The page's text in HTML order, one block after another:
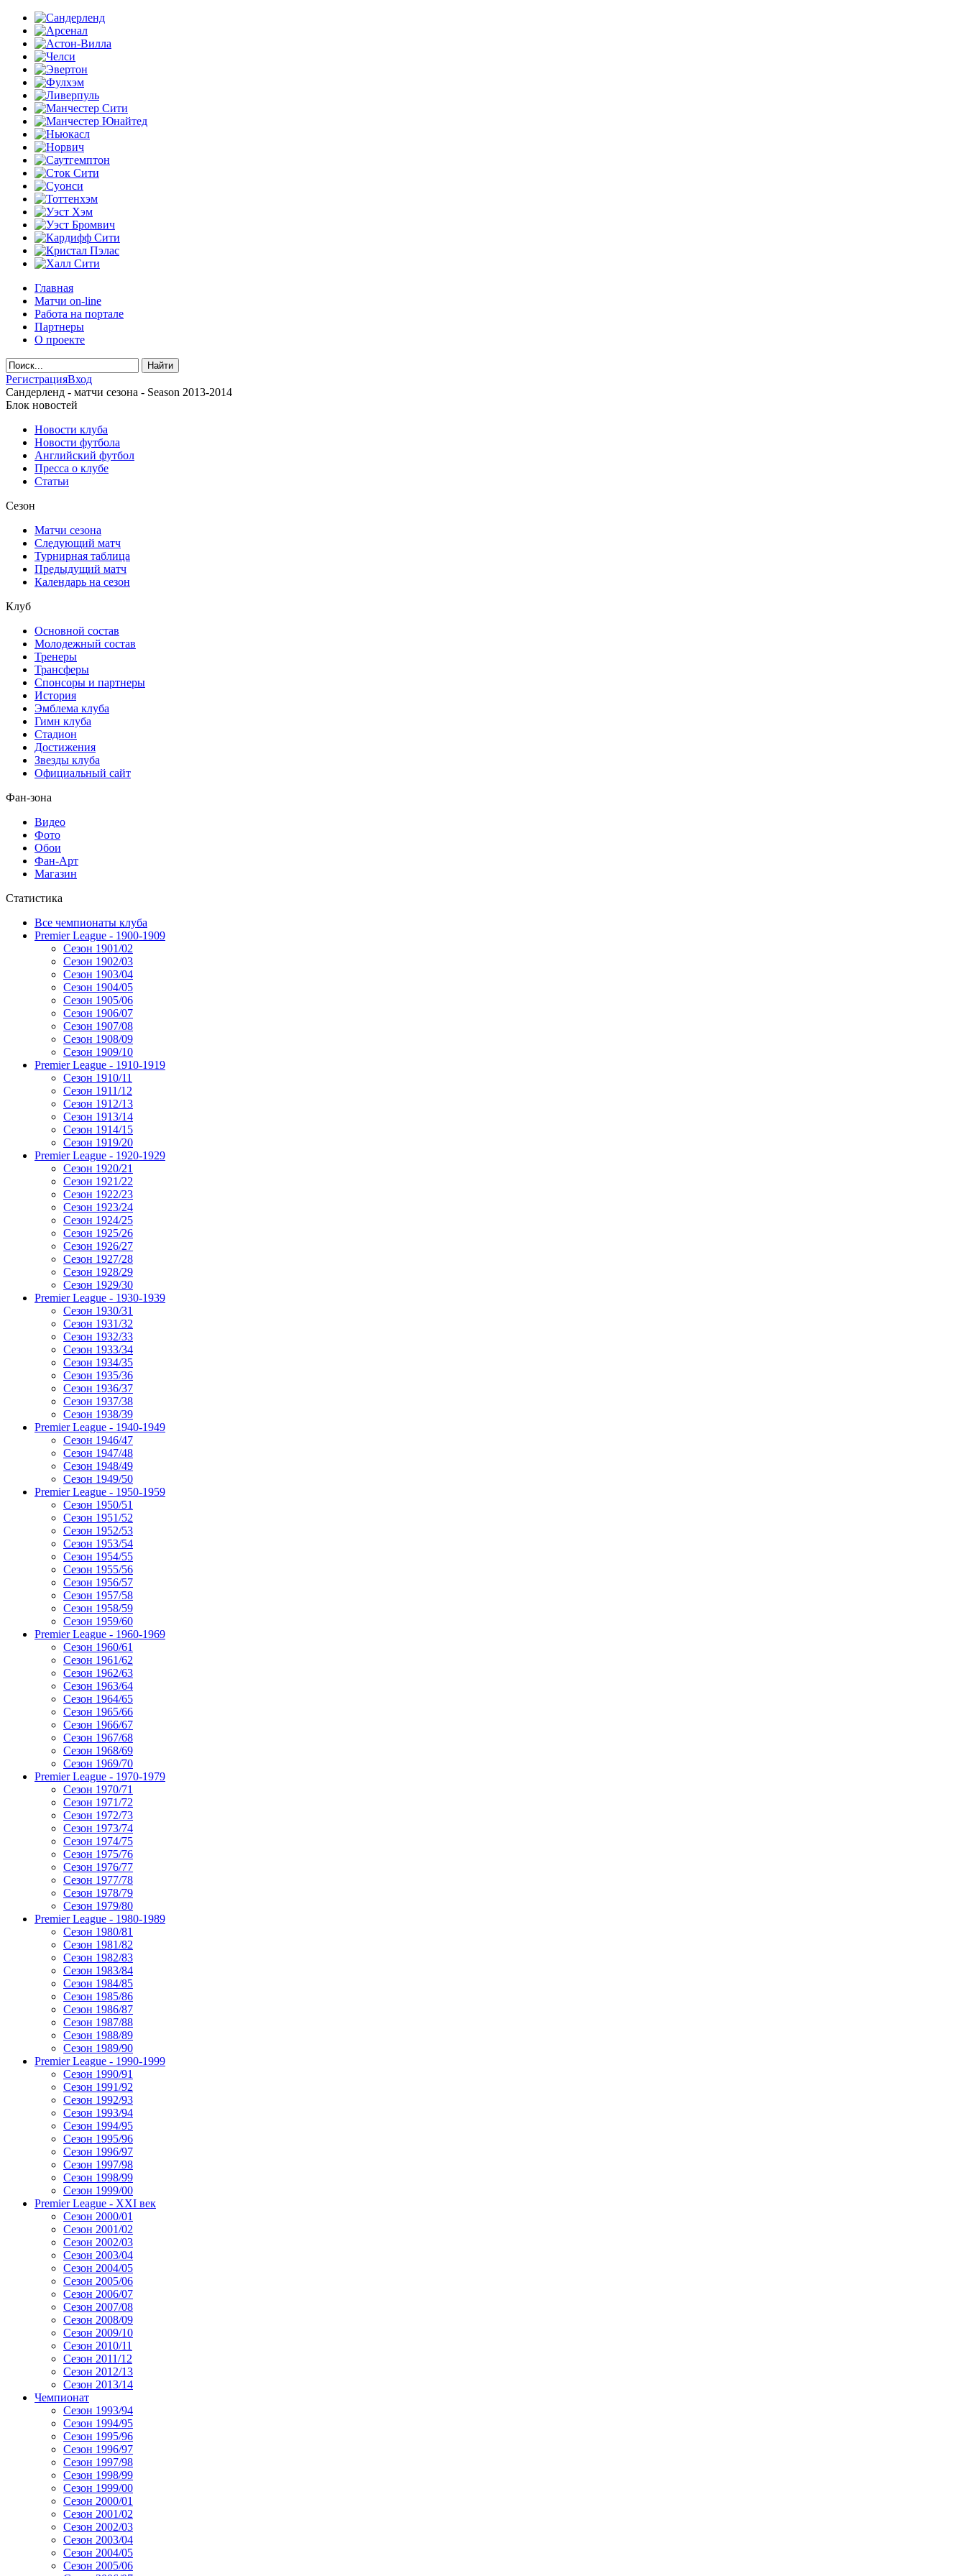
Главная
Матчи on-line
Работа на портале
Партнеры
О проекте
РегистрацияВход
Сандерленд - матчи сезона - Season 2013-2014
Блок новостей
Новости клуба
Новости футбола
Английский футбол
Пресса о клубе
Статьи
Сезон
Матчи сезона
Следующий матч
Турнирная таблица
Предыдущий матч
Календарь на сезон
Клуб
Основной состав
Молодежный состав
Тренеры
Трансферы
Спонсоры и партнеры
История
Эмблема клуба
Гимн клуба
Стадион
Достижения
Звезды клуба
Официальный сайт
Фан-зона
Видео
Фото
Обои
Фан-Арт
Магазин
Статистика
Все чемпионаты клуба
Premier League - 1900-1909
Сезон 1901/02
Сезон 1902/03
Сезон 1903/04
Сезон 1904/05
Сезон 1905/06
Сезон 1906/07
Сезон 1907/08
Сезон 1908/09
Сезон 1909/10
Premier League - 1910-1919
Сезон 1910/11
Сезон 1911/12
Сезон 1912/13
Сезон 1913/14
Сезон 1914/15
Сезон 1919/20
Premier League - 1920-1929
Сезон 1920/21
Сезон 1921/22
Сезон 1922/23
Сезон 1923/24
Сезон 1924/25
Сезон 1925/26
Сезон 1926/27
Сезон 1927/28
Сезон 1928/29
Сезон 1929/30
Premier League - 1930-1939
Сезон 1930/31
Сезон 1931/32
Сезон 1932/33
Сезон 1933/34
Сезон 1934/35
Сезон 1935/36
Сезон 1936/37
Сезон 1937/38
Сезон 1938/39
Premier League - 1940-1949
Сезон 1946/47
Сезон 1947/48
Сезон 1948/49
Сезон 1949/50
Premier League - 1950-1959
Сезон 1950/51
Сезон 1951/52
Сезон 1952/53
Сезон 1953/54
Сезон 1954/55
Сезон 1955/56
Сезон 1956/57
Сезон 1957/58
Сезон 1958/59
Сезон 1959/60
Premier League - 1960-1969
Сезон 1960/61
Сезон 1961/62
Сезон 1962/63
Сезон 1963/64
Сезон 1964/65
Сезон 1965/66
Сезон 1966/67
Сезон 1967/68
Сезон 1968/69
Сезон 1969/70
Premier League - 1970-1979
Сезон 1970/71
Сезон 1971/72
Сезон 1972/73
Сезон 1973/74
Сезон 1974/75
Сезон 1975/76
Сезон 1976/77
Сезон 1977/78
Сезон 1978/79
Сезон 1979/80
Premier League - 1980-1989
Сезон 1980/81
Сезон 1981/82
Сезон 1982/83
Сезон 1983/84
Сезон 1984/85
Сезон 1985/86
Сезон 1986/87
Сезон 1987/88
Сезон 1988/89
Сезон 1989/90
Premier League - 1990-1999
Сезон 1990/91
Сезон 1991/92
Сезон 1992/93
Сезон 1993/94
Сезон 1994/95
Сезон 1995/96
Сезон 1996/97
Сезон 1997/98
Сезон 1998/99
Сезон 1999/00
Premier League - XXI век
Сезон 2000/01
Сезон 2001/02
Сезон 2002/03
Сезон 2003/04
Сезон 2004/05
Сезон 2005/06
Сезон 2006/07
Сезон 2007/08
Сезон 2008/09
Сезон 2009/10
Сезон 2010/11
Сезон 2011/12
Сезон 2012/13
Сезон 2013/14
Чемпионат
Сезон 1993/94
Сезон 1994/95
Сезон 1995/96
Сезон 1996/97
Сезон 1997/98
Сезон 1998/99
Сезон 1999/00
Сезон 2000/01
Сезон 2001/02
Сезон 2002/03
Сезон 2003/04
Сезон 2004/05
Сезон 2005/06